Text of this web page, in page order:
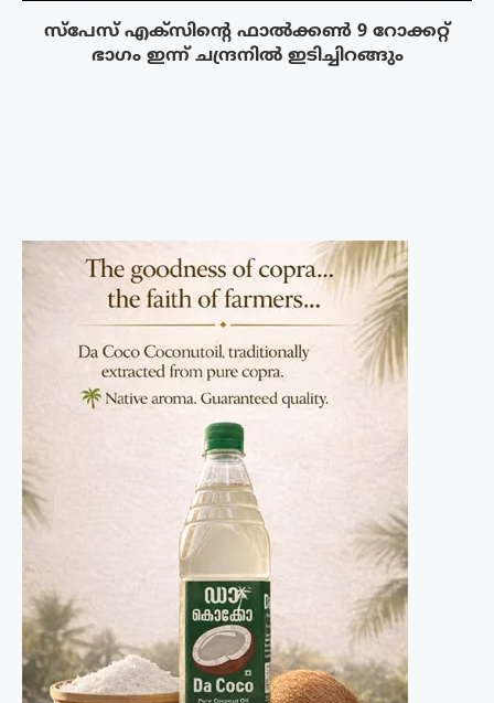
സ്‌പേസ് എക്‌സിൻ്റെ ഫാൽക്കൺ 9 റോക്കറ്റ്
ഭാഗം ഇന്ന് ചന്ദ്രനിൽ ഇടിച്ചിറങ്ങും